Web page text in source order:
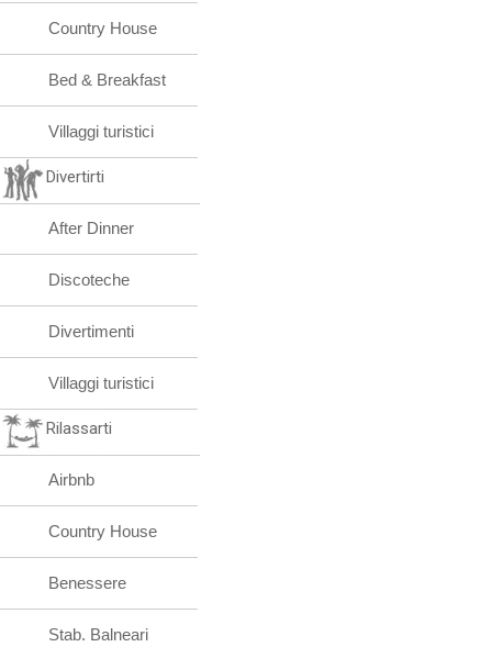
Country House
Bed & Breakfast
Villaggi turistici
Divertirti
After Dinner
Discoteche
Divertimenti
Villaggi turistici
Rilassarti
Airbnb
Country House
Benessere
Stab. Balneari